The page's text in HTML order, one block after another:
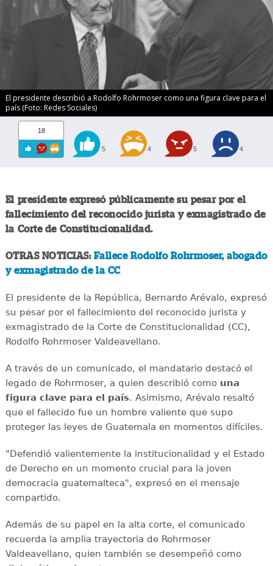
El presidente describió a Rodolfo Rohrmoser como una figura clave para el
país (Foto: Redes Sociales)
18
5 4 5 4
El presidente expresó públicamente su pesar por el
fallecimiento del reconocido jurista y exmagistrado de
la Corte de Constitucionalidad.
OTRAS NOTICIAS: Fallece Rodolfo Rohrmoser, abogado
y exmagistrado de la CC
El presidente de la República, Bernardo Arévalo, expresó
su pesar por el fallecimiento del reconocido jurista y
exmagistrado de la Corte de Constitucionalidad (CC),
Rodolfo Rohrmoser Valdeavellano.
A través de un comunicado, el mandatario destacó el
legado de Rohrmoser, a quien describió comouna
figura clave para el país. Asimismo, Arévalo resaltó
que el fallecido fue un hombre valiente que supo
proteger las leyes de Guatemala en momentos difíciles.
"Defendió valientemente la institucionalidad y el Estado
de Derecho en un momento crucial para la joven
democracia guatemalteca", expresó en el mensaje
compartido.
Además de su papel en la alta corte, el comunicado
recuerda la amplia trayectoria de Rohrmoser
Valdeavellano, quien también se desempeñó como